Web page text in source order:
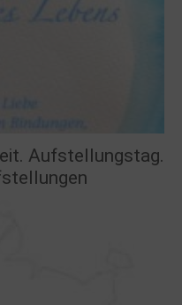
Aufstellungstag.